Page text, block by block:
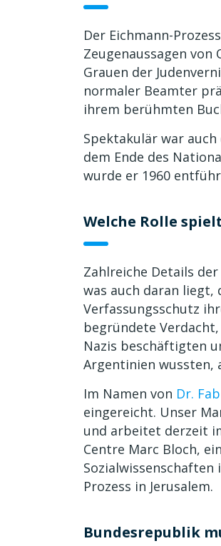
Der Eichmann-
Zeugenaussagen
Grauen der
normaler Beamter
ihrem berühmten
Spektakulär war auch
dem Ende des
wurde er 1960
Welche Rolle
Zahlreiche Details
was auch daran liegt,
Verfassungsschutz
begründete
Nazis beschäftigten
Argentinien wussten,
Im Namen von Dr.
eingereicht. Unser
und arbeitet derzeit
Centre Marc Bloch,
Prozess in Jerusalem.
Bundesrepublik